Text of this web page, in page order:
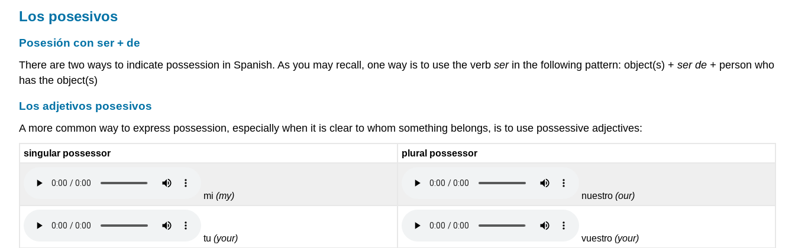
Los posesivos
Posesión con ser + de
There are two ways to indicate possession in Spanish. As you may recall, one way is to use the verb ser in the following pattern: object(s) + ser de + person who
has the object(s)
Los adjetivos posesivos
A more common way to express possession, especially when it is clear to whom something belongs, is to use possessive adjectives:
singular possessor plural possessor
mi(my) nuestro(our)
tu(your) vuestro(your)